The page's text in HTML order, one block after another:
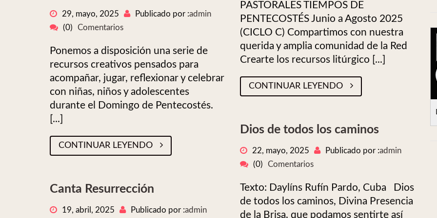
PASTORALES TIEMPOS DE
PENTECOSTÉS Junio a Agosto 2025
(CICLO C) Compartimos con nuestra
querida y amplia comunidad de la Red
Crearte los recursos litúrgico [...]
CONTINUAR LEYENDO
29, mayo, 2025 Publicado por :admin
(0)
Comentarios
Ponemos a disposición una serie de
recursos creativos pensados para
acompañar, jugar, reflexionar y celebrar
con niñas, niños y adolescentes
durante el Domingo de Pentecostés.
[...]
CONTINUAR LEYENDO
Dios de todos los caminos
22, mayo, 2025 Publicado por :admin
(0)
Comentarios
Texto: Daylíns Rufín Pardo, Cuba Dios
de todos los caminos, Divina Presencia
de la Brisa, que podamos sentirte así
Canta Resurrección
19, abril, 2025 Publicado por :admin